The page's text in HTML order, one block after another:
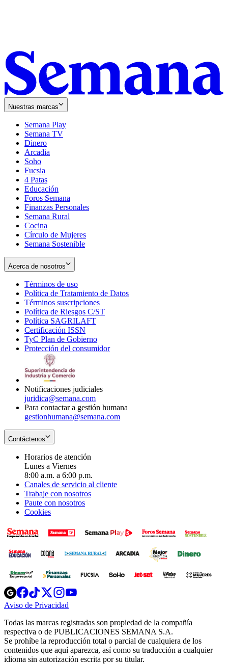
Nuestras marcas
Semana Play
Semana TV
Dinero
Arcadia
Soho
in
new
window
Fucsia
in
new
window
4 Patas
Educación
Foros Semana
Finanzas Personales
Semana Rural
Cocina
Círculo de Mujeres
Semana Sostenible
Acerca de nosotros
Términos de uso
in
new
window
Política de Tratamiento de Datos
Términos suscripciones
in
Política de Riesgos C/ST
Política SAGRILAFT
new
window
Certificación ISSN
in
new
TyC Plan de Gobierno
in
Protección del consumidorOpens
Notificaciones judiciales
juridica@semana.com
Para contactar a gestión humana
gestionhumana@semana.com
Contáctenos
Horarios de atención
Lunes a Viernes
8:00 a.m. a 6:00 p.m.
Canales de servicio al cliente
Trabaje con nosotros
Paute con nosotros
Cookies
Opens
in
new
Opens
in
new
Opens
in
new
window
Opens
new
windowwindow
Aviso de Privacidad
new
window
Todas las marcas registradas son propiedad de la compañía
respectiva o de PUBLICACIONES SEMANA S.A.
Se prohíbe la reproducción total o parcial de cualquiera de los
contenidos que aquí aparezca, así como su traducción a cualquier
idioma sin autorización escrita por su titular.